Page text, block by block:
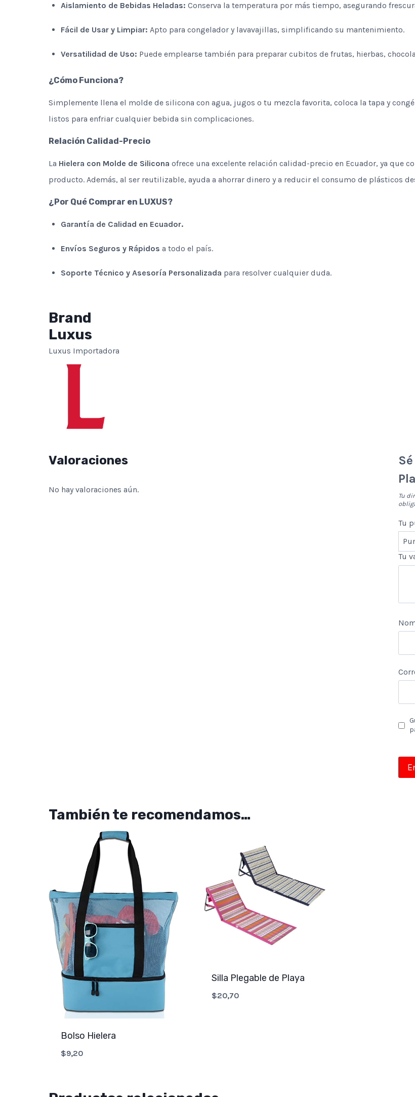
Aislamiento de Bebidas Heladas: Conserva la temperatura por más tiempo, asegurando
Fácil de Usar y Limpiar: Apto para congelador y lavavajillas, simplificando su mantenimiento.
Versatilidad de Uso: Puede emplearse también para preparar cubitos de frutas, hierbas,
¿Cómo Funciona?
Simplemente llena el molde de silicona con agua, jugos o tu mezcla favorita, coloca la tapa y
listos para enfriar cualquier bebida sin complicaciones.
Relación Calidad-Precio
La Hielera con Molde de Silicona ofrece una excelente relación calidad-precio en Ecuador, ya que
producto. Además, al ser reutilizable, ayuda a ahorrar dinero y a reducir el consumo de plásticos
¿Por Qué Comprar en LUXUS?
Garantía de Calidad en Ecuador.
Envíos Seguros y Rápidos a todo el país.
Soporte Técnico y Asesoría Personalizada para resolver cualquier duda.
Brand
Luxus
Luxus Importadora
Valoraciones
No hay valoraciones aún.
Tu
Tu
Tu
También te recomendamos…
Bolso Hielera
$9,20
Silla Plegable de Playa
$20,70